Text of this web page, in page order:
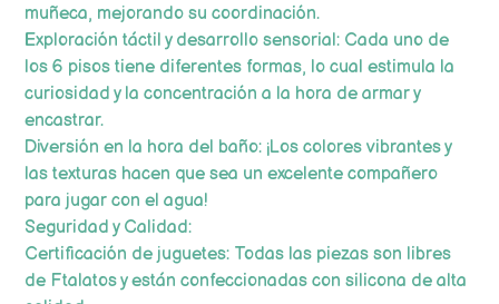
muñeca, mejorando su coordinación.
Exploración táctil y desarrollo sensorial: Cada uno de
los 6 pisos tiene diferentes formas, lo cual estimula la
curiosidad y la concentración a la hora de armar y
encastrar.
Diversión en la hora del baño: ¡Los colores vibrantes y
las texturas hacen que sea un excelente compañero
para jugar con el agua!
Seguridad y Calidad:
Certificación de juguetes: Todas las piezas son libres
de Ftalatos y están confeccionadas con silicona de alta